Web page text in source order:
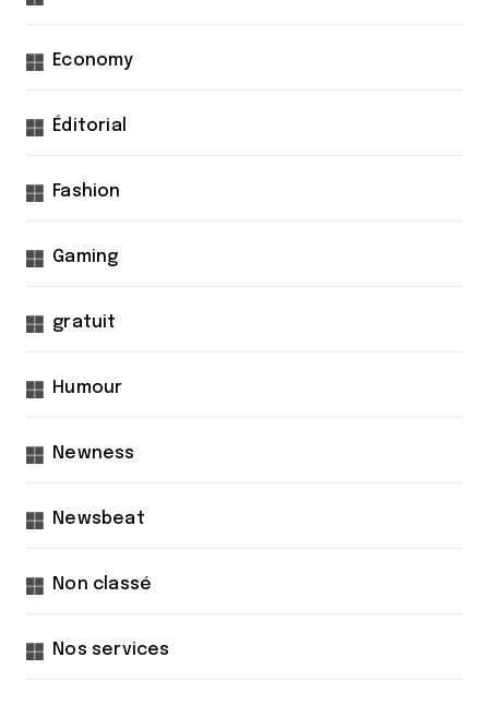
Economy
Éditorial
Fashion
Gaming
gratuit
Humour
Newness
Newsbeat
Non classé
Nos services